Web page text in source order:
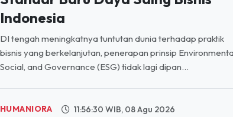
DI tengah meningkatnya tuntutan dunia terhadap praktik
bisnis yang berkelanjutan, penerapan prinsip Environmental,
Social, and Governance (ESG) tidak lagi dipan...
Kejar Akreditasi Unggul 2027, Univ